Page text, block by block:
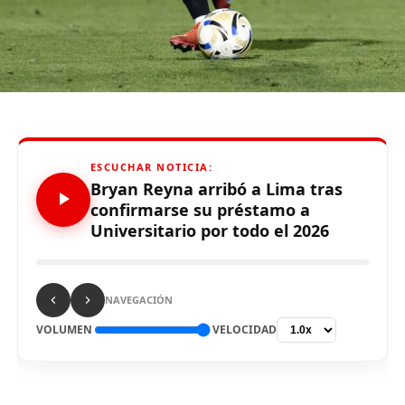
durante el partido ante Carabobo por Copa Libertadores
2026. Con este panorama, se abre la posibilidad de que
Alianza Lima no preste nuevamente el recinto deportivo
a los celestes, por lo que se abre una nueva posibilidad
Comparte esto:
ESCUCHAR NOTICIA:
Bryan Reyna arribó a Lima tras
confirmarse su préstamo a
Universitario por todo el 2026
NAVEGACIÓN
VOLUMEN VELOCIDAD